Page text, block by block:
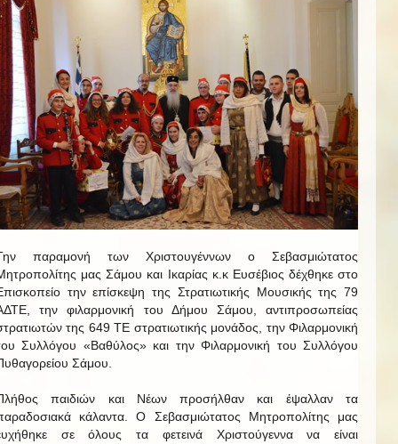
παραμονή των Χριστουγέννων ο Σεβασμιώτατος
μας Σάμου και Ικαρίας κ.κ Ευσέβιος δέχθηκε στο
την επίσκεψη της Στρατιωτικής Μουσικής της 79
την φιλαρμονική του Δήμου Σάμου, αντιπροσωπείας
της 649 ΤΕ στρατιωτικής μονάδος, την Φιλαρμονική
Συλλόγου «Βαθύλος» και την Φιλαρμονική του Συλλόγου
Σάμου.
παιδιών και Νέων προσήλθαν και έψαλλαν τα
κάλαντα. Ο Σεβασμιώτατος Μητροπολίτης μας
σε όλους τα φετεινά Χριστούγεννα να είναι